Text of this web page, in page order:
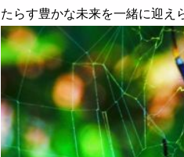
たらす豊かな未来を一緒に迎え